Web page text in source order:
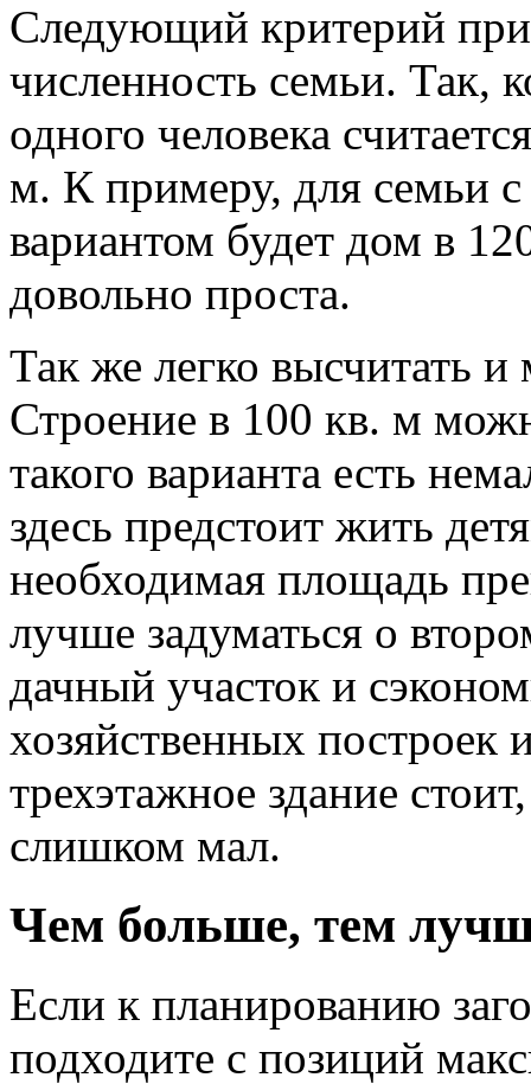
Следующий критерий
численность семьи. Так,
одного человека
м. К примеру, для семьи
вариантом будет дом в
довольно проста.
Так же легко высчитать
Строение в 100 кв. м
такого варианта есть
здесь предстоит жить
необходимая площадь
лучше задуматься о
дачный участок и
хозяйственных построек
трехэтажное здание
слишком мал.
Чем больше, тем
Если к планированию
подходите с позиций